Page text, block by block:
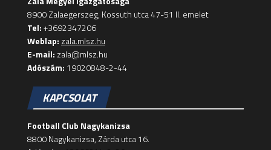
8900 Zalaegerszeg, Kossuth utca 47-51 II. emelet
Tel:+3692347206
Weblap: zala.mlsz.hu
E-mail: zala@mlsz.hu
Adószám: 19020848-2-44
KAPCSOLAT
Football Club Nagykanizsa
8800 Nagykanizsa, Zárda utca 16.